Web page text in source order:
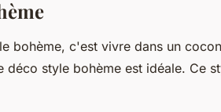
bohème, c'est vivre dans un
déco style bohème est idéale. Ce